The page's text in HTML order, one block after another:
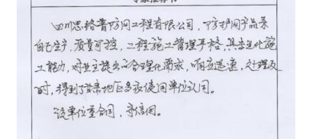
客户的意见是我们改善工作和服务的动力。客户满意
度是检验我们工作的标准。我们的服务需要您的宝贵
意见。